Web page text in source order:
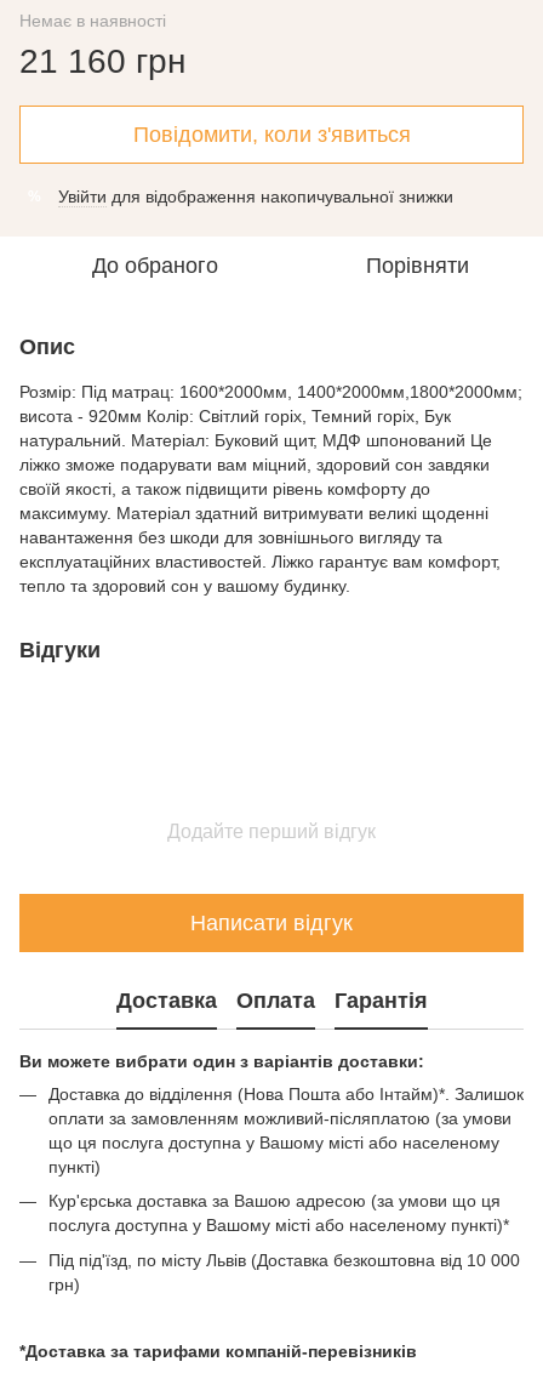
Немає в наявності
21 160 грн
Повідомити, коли з'явиться
Увійти для відображення накопичувальної знижки
До обраного Порівняти
Опис
Розмір: Під матрац: 1600*2000мм, 1400*2000мм,1800*2000мм;
висота - 920мм Колір: Світлий горіх, Темний горіх, Бук
натуральний. Матеріал: Буковий щит, МДФ шпонований Це
ліжко зможе подарувати вам міцний, здоровий сон завдяки
своїй якості, а також підвищити рівень комфорту до
максимуму. Матеріал здатний витримувати великі щоденні
навантаження без шкоди для зовнішнього вигляду та
експлуатаційних властивостей. Ліжко гарантує вам комфорт,
тепло та здоровий сон у вашому будинку.
Відгуки
Додайте перший відгук
Написати відгук
Доставка Оплата Гарантія
Ви можете вибрати один з варіантів доставки:
Доставка до відділення (Нова Пошта або Інтайм)*. Залишок
оплати за замовленням можливий-післяплатою (за умови
що ця послуга доступна у Вашому місті або населеному
пункті)
Кур'єрська доставка за Вашою адресою (за умови що ця
послуга доступна у Вашому місті або населеному пункті)*
Під під'їзд, по місту Львів (Доставка безкоштовна від 10 000
грн)
*Доставка за тарифами компаній-перевізників